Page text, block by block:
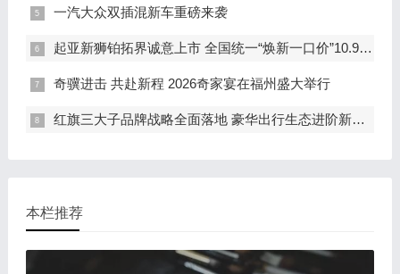
一汽大众双插混新车重磅来袭
起亚新狮铂拓界诚意上市 全国统一“焕新一口价”10.99万元起
奇骥进击 共赴新程 2026奇家宴在福州盛大举行
红旗三大子品牌战略全面落地 豪华出行生态进阶新篇章
本栏推荐